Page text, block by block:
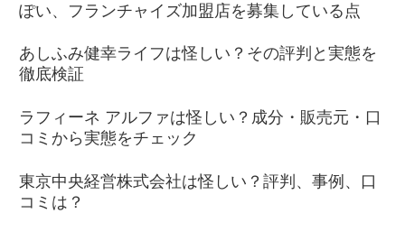
ぽい、フランチャイズ加盟店を募集している点
あしふみ健幸ライフは怪しい？その評判と実態を
徹底検証
ラフィーネ アルファは怪しい？成分・販売元・口
コミから実態をチェック
東京中央経営株式会社は怪しい？評判、事例、口
コミは？